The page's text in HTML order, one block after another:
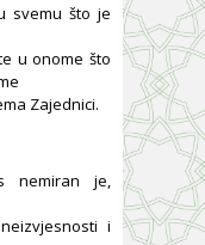
svemu što je
u onome što
Zajednici.
nemiran je,
i